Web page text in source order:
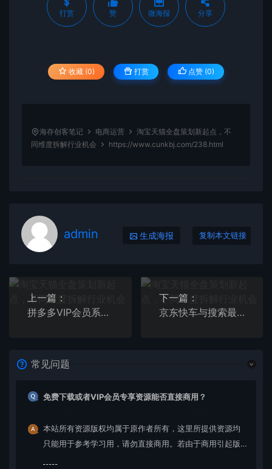
打赏 赞 微海报 分享
收藏 (0) 打赏 点赞 (0)
海存创客笔记 电商运营
淘宝天猫全盘策划新起点，不
同维度拆解行业机会
https://www.cunkbj.com/238.html
admin 生成海报 复制本文链接
上一篇：
拼多多VIP会员系列，超详细的拼多多实战运营攻略
下一篇：
京东快车与搜索最新玩法，四个维度抢占红利，引爆京东平台
常见问题
免费下载或者VIP会员专享资源能否直接商用？
本站所有资源版权均属于原作者所有，这里所提供资源均
只能用于参考学习用，请勿直接商用。若由于商用引起版